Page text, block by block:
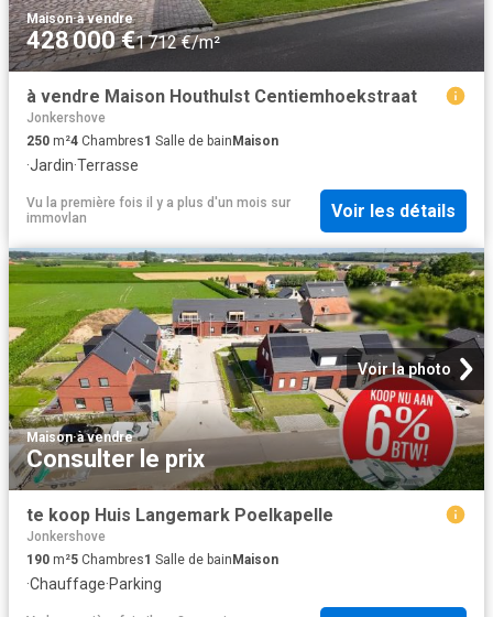
Maison·à vendre
428 000 €1 712 €/m²
à vendre Maison Houthulst Centiemhoekstraat
Jonkershove
250 m²4 Chambres1 Salle de bain Maison
·Jardin·Terrasse
Vu la première fois il y a plus d'un mois sur
immovlan
Voir les détails
Voir la photo
Maison·à vendre
Consulter le prix
te koop Huis Langemark Poelkapelle
Jonkershove
190 m²5 Chambres1 Salle de bainMaison
·Chauffage·Parking